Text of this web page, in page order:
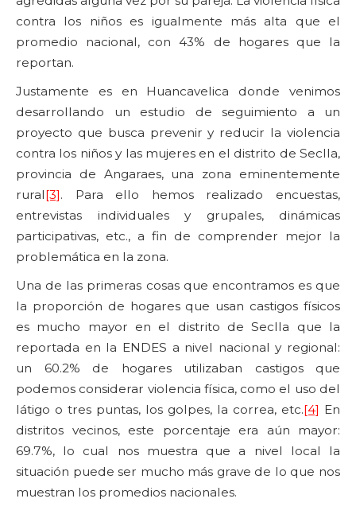
contra los niños es igualmente más alta que el
promedio nacional, con 43% de hogares que la
reportan.
Justamente es en Huancavelica donde venimos
desarrollando un estudio de seguimiento a un
proyecto que busca prevenir y reducir la violencia
contra los niños y las mujeres en el distrito de Seclla,
provincia de Angaraes, una zona eminentemente
rural[3]. Para ello hemos realizado encuestas,
entrevistas individuales y grupales, dinámicas
participativas, etc., a fin de comprender mejor la
problemática en la zona.
Una de las primeras cosas que encontramos es que
la proporción de hogares que usan castigos físicos
es mucho mayor en el distrito de Seclla que la
reportada en la ENDES a nivel nacional y regional:
un 60.2% de hogares utilizaban castigos que
podemos considerar violencia física, como el uso del
látigo o tres puntas, los golpes, la correa, etc.[4] En
distritos vecinos, este porcentaje era aún mayor:
69.7%, lo cual nos muestra que a nivel local la
situación puede ser mucho más grave de lo que nos
muestran los promedios nacionales.